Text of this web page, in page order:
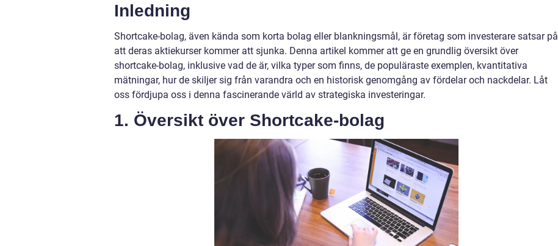
Inledning
Shortcake-bolag, även kända som korta bolag eller blankningsmål, är företag som investerare satsar på
att deras aktiekurser kommer att sjunka. Denna artikel kommer att ge en grundlig översikt över
shortcake-bolag, inklusive vad de är, vilka typer som finns, de populäraste exemplen, kvantitativa
mätningar, hur de skiljer sig från varandra och en historisk genomgång av fördelar och nackdelar. Låt
oss fördjupa oss i denna fascinerande värld av strategiska investeringar.
1. Översikt över Shortcake-bolag